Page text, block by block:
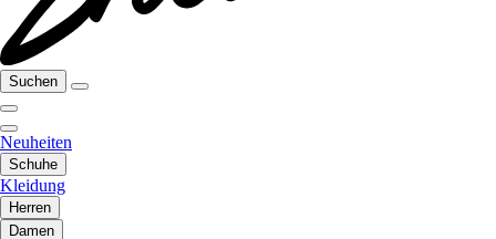
Suchen
Neuheiten
Schuhe
Kleidung
Herren
Damen